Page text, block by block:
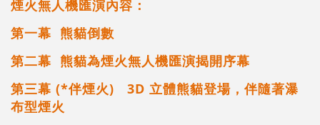
煙火無人機匯演內容：
第一幕 熊貓倒數
第二幕 熊貓為煙火無人機匯演揭開序幕
第三幕 (*伴煙火) 3D 立體熊貓登場，伴隨著瀑
布型煙火